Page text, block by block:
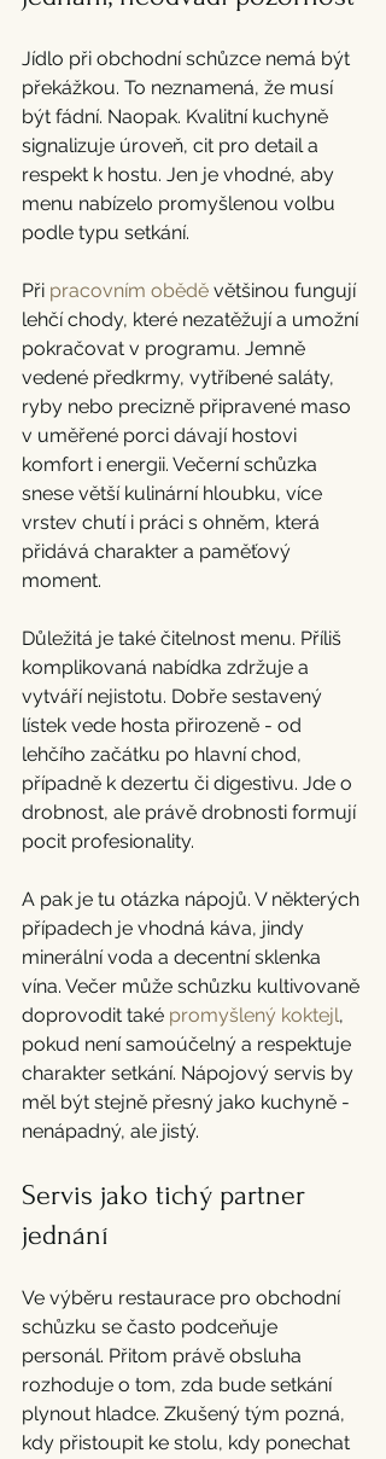
Jídlo při obchodní schůzce nemá být
překážkou. To neznamená, že musí
být fádní. Naopak. Kvalitní kuchyně
signalizuje úroveň, cit pro detail a
respekt k hostu. Jen je vhodné, aby
menu nabízelo promyšlenou volbu
podle typu setkání.
Při pracovním obědě většinou fungují
lehčí chody, které nezatěžují a umožní
pokračovat v programu. Jemně
vedené předkrmy, vytříbené saláty,
ryby nebo precizně připravené maso
v uměřené porci dávají hostovi
komfort i energii. Večerní schůzka
snese větší kulinární hloubku, více
vrstev chutí i práci s ohněm, která
přidává charakter a paměťový
moment.
Důležitá je také čitelnost menu. Příliš
komplikovaná nabídka zdržuje a
vytváří nejistotu. Dobře sestavený
lístek vede hosta přirozeně - od
lehčího začátku po hlavní chod,
případně k dezertu či digestivu. Jde o
drobnost, ale právě drobnosti formují
pocit profesionality.
A pak je tu otázka nápojů. V některých
případech je vhodná káva, jindy
minerální voda a decentní sklenka
vína. Večer může schůzku kultivovaně
doprovodit také promyšlený koktejl,
pokud není samoúčelný a respektuje
charakter setkání. Nápojový servis by
měl být stejně přesný jako kuchyně -
nenápadný, ale jistý.
Servis jako tichý partner
jednání
Ve výběru restaurace pro obchodní
schůzku se často podceňuje
personál. Přitom právě obsluha
rozhoduje o tom, zda bude setkání
plynout hladce. Zkušený tým pozná,
kdy přistoupit ke stolu, kdy ponechat